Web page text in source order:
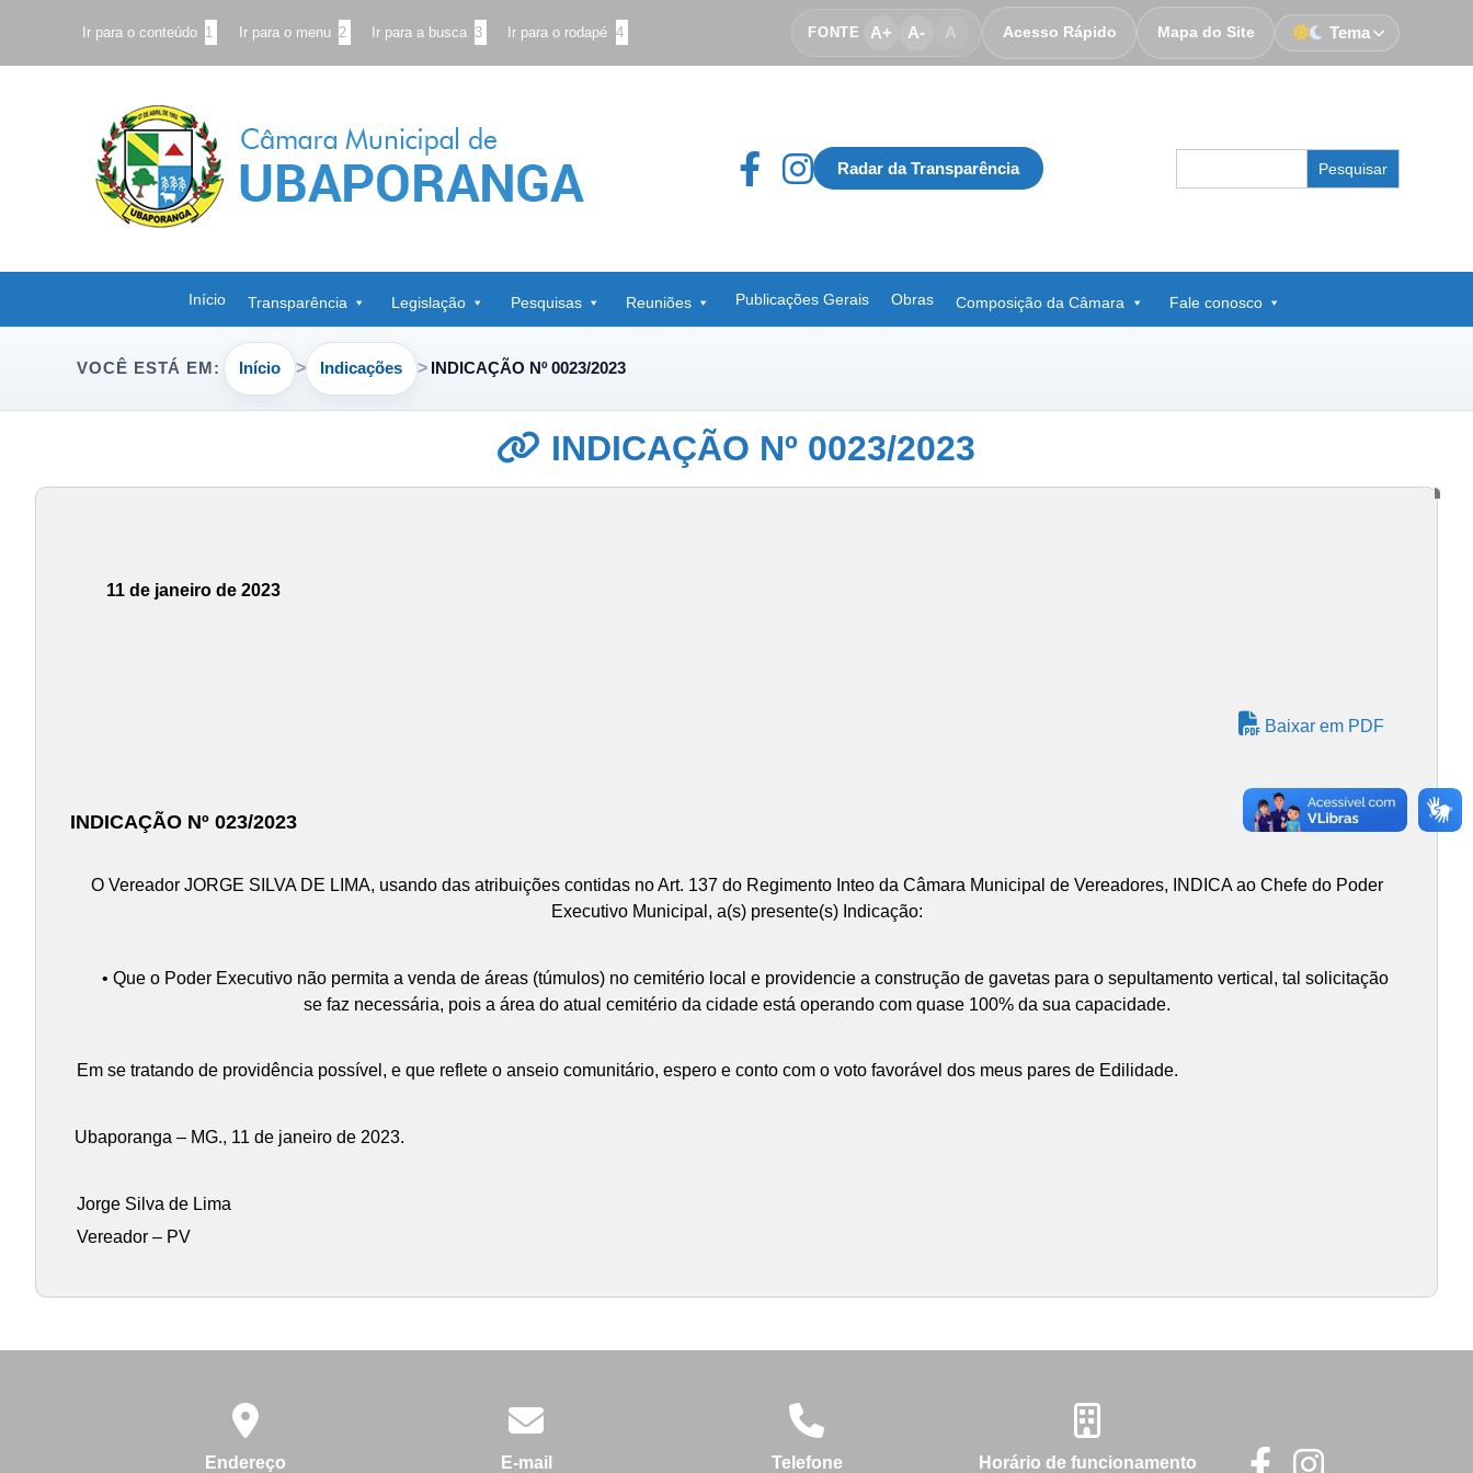
Ir para o conteúdo 1 Ir para o menu 2 Ir para a busca 3 Ir para o rodapé 4 FONTE A+ A- A Acesso Rápido Mapa do Site Tema
Radar da Transparência
for:
Início Transparência Legislação Pesquisas Reuniões Publicações Gerais Obras Composição da Câmara Fale conosco
VOCÊ ESTÁ EM: Início Indicações INDICAÇÃO Nº 0023/2023
INDICAÇÃO Nº 0023/2023
11 de janeiro de 2023
Baixar em PDF
INDICAÇÃO Nº 023/2023
O Vereador JORGE SILVA DE LIMA, usando das atribuições contidas no Art. 137 do Regimento Inteo da Câmara Municipal de Vereadores, INDICA ao Chefe do Poder
Executivo Municipal, a(s) presente(s) Indicação:
• Que o Poder Executivo não permita a venda de áreas (túmulos) no cemitério local e providencie a construção de gavetas para o sepultamento vertical, tal solicitação
se faz necessária, pois a área do atual cemitério da cidade está operando com quase 100% da sua capacidade.
Em se tratando de providência possível, e que reflete o anseio comunitário, espero e conto com o voto favorável dos meus pares de Edilidade.
Ubaporanga – MG., 11 de janeiro de 2023.
Jorge Silva de Lima
Vereador – PV
Endereço E-mail Telefone Horário de funcionamento